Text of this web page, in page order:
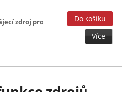
zdroj pro
Více